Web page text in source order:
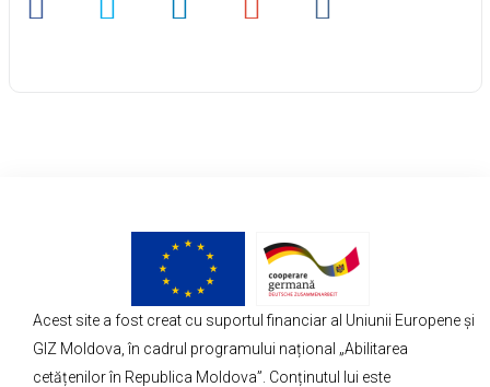
Acest site a fost creat cu suportul financiar al Uniunii Europene și
GIZ Moldova, în cadrul programului național „Abilitarea
cetățenilor în Republica Moldova”. Conținutul lui este